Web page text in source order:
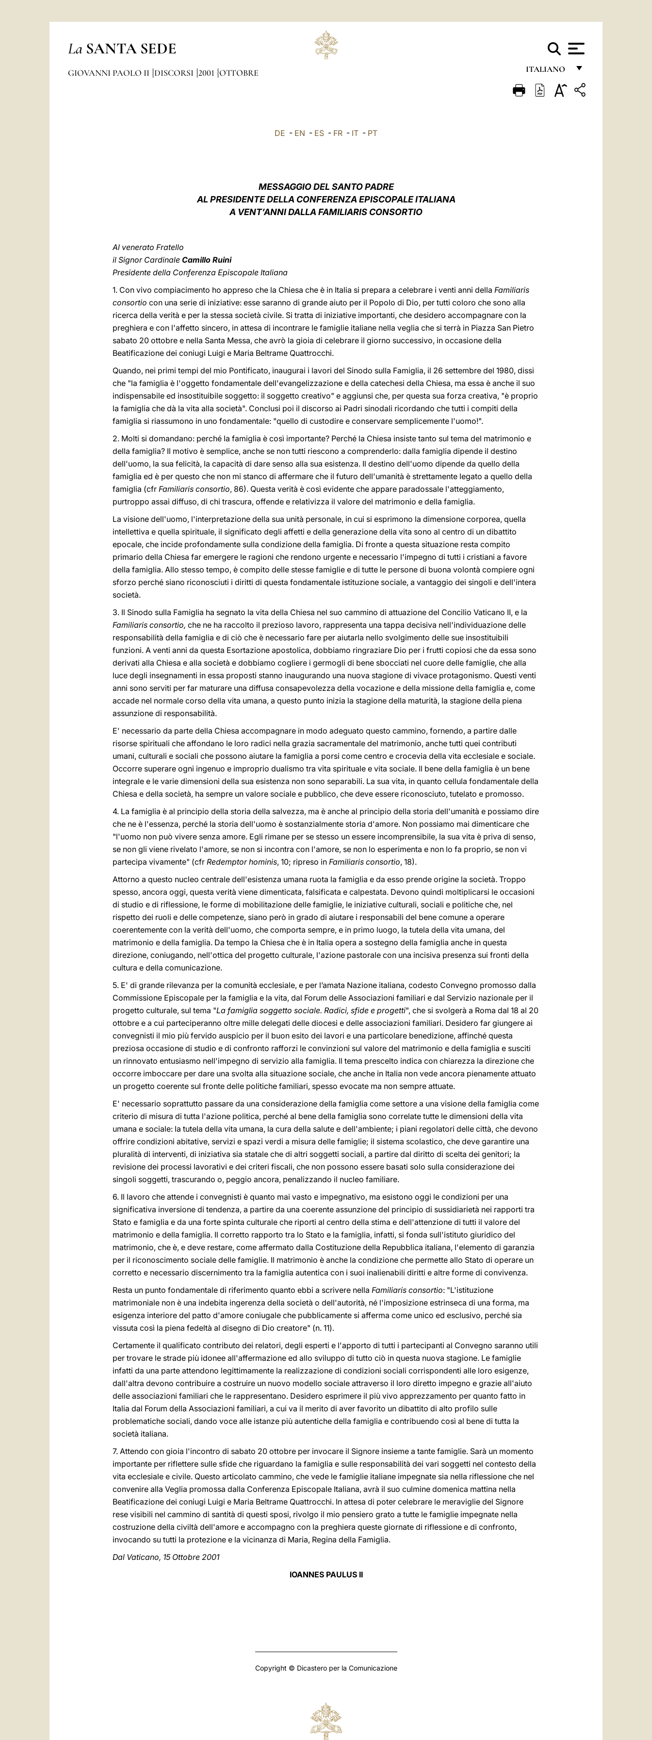
La SANTA SEDE
ITALIANO
FRANÇAIS
GIOVANNI PAOLO II DISCORSI 2001 OTTOBRE
DE - EN - ES - FR - IT - PT
MESSAGGIO DEL SANTO PADRE
AL PRESIDENTE DELLA CONFERENZA EPISCOPALE ITALIANA
A VENT’ANNI DALLA FAMILIARIS CONSORTIO
Al venerato Fratello
il Signor Cardinale Camillo Ruini
Presidente della Conferenza Episcopale Italiana
1. Con vivo compiacimento ho appreso che la Chiesa che è in Italia si prepara a celebrare i venti anni della Familiaris
consortio con una serie di iniziative: esse saranno di grande aiuto per il Popolo di Dio, per tutti coloro che sono alla
ricerca della verità e per la stessa società civile. Si tratta di iniziative importanti, che desidero accompagnare con la
preghiera e con l'affetto sincero, in attesa di incontrare le famiglie italiane nella veglia che si terrà in Piazza San Pietro
sabato 20 ottobre e nella Santa Messa, che avrò la gioia di celebrare il giorno successivo, in occasione della
Beatificazione dei coniugi Luigi e Maria Beltrame Quattrocchi.
Quando, nei primi tempi del mio Pontificato, inaugurai i lavori del Sinodo sulla Famiglia, il 26 settembre del 1980, dissi
che "la famiglia è l'oggetto fondamentale dell'evangelizzazione e della catechesi della Chiesa, ma essa è anche il suo
indispensabile ed insostituibile soggetto: il soggetto creativo" e aggiunsi che, per questa sua forza creativa, "è proprio
la famiglia che dà la vita alla società". Conclusi poi il discorso ai Padri sinodali ricordando che tutti i compiti della
famiglia si riassumono in uno fondamentale: "quello di custodire e conservare semplicemente l'uomo!".
2. Molti si domandano: perché la famiglia è così importante? Perché la Chiesa insiste tanto sul tema del matrimonio e
della famiglia? Il motivo è semplice, anche se non tutti riescono a comprenderlo: dalla famiglia dipende il destino
dell'uomo, la sua felicità, la capacità di dare senso alla sua esistenza. Il destino dell'uomo dipende da quello della
famiglia ed è per questo che non mi stanco di affermare che il futuro dell'umanità è strettamente legato a quello della
famiglia (cfr Familiaris consortio, 86). Questa verità è così evidente che appare paradossale l'atteggiamento,
purtroppo assai diffuso, di chi trascura, offende e relativizza il valore del matrimonio e della famiglia.
La visione dell'uomo, l'interpretazione della sua unità personale, in cui si esprimono la dimensione corporea, quella
intellettiva e quella spirituale, il significato degli affetti e della generazione della vita sono al centro di un dibattito
epocale, che incide profondamente sulla condizione della famiglia. Di fronte a questa situazione resta compito
primario della Chiesa far emergere le ragioni che rendono urgente e necessario l'impegno di tutti i cristiani a favore
della famiglia. Allo stesso tempo, è compito delle stesse famiglie e di tutte le persone di buona volontà compiere ogni
sforzo perché siano riconosciuti i diritti di questa fondamentale istituzione sociale, a vantaggio dei singoli e dell'intera
società.
3. Il Sinodo sulla Famiglia ha segnato la vita della Chiesa nel suo cammino di attuazione del Concilio Vaticano II, e la
Familiaris consortio, che ne ha raccolto il prezioso lavoro, rappresenta una tappa decisiva nell'individuazione delle
responsabilità della famiglia e di ciò che è necessario fare per aiutarla nello svolgimento delle sue insostituibili
funzioni. A venti anni da questa Esortazione apostolica, dobbiamo ringraziare Dio per i frutti copiosi che da essa sono
derivati alla Chiesa e alla società e dobbiamo cogliere i germogli di bene sbocciati nel cuore delle famiglie, che alla
luce degli insegnamenti in essa proposti stanno inaugurando una nuova stagione di vivace protagonismo. Questi venti
anni sono serviti per far maturare una diffusa consapevolezza della vocazione e della missione della famiglia e, come
accade nel normale corso della vita umana, a questo punto inizia la stagione della maturità, la stagione della piena
assunzione di responsabilità.
E' necessario da parte della Chiesa accompagnare in modo adeguato questo cammino, fornendo, a partire dalle
risorse spirituali che affondano le loro radici nella grazia sacramentale del matrimonio, anche tutti quei contributi
umani, culturali e sociali che possono aiutare la famiglia a porsi come centro e crocevia della vita ecclesiale e sociale.
Occorre superare ogni ingenuo e improprio dualismo tra vita spirituale e vita sociale. Il bene della famiglia è un bene
integrale e le varie dimensioni della sua esistenza non sono separabili. La sua vita, in quanto cellula fondamentale della
Chiesa e della società, ha sempre un valore sociale e pubblico, che deve essere riconosciuto, tutelato e promosso.
4. La famiglia è al principio della storia della salvezza, ma è anche al principio della storia dell'umanità e possiamo dire
che ne è l'essenza, perché la storia dell'uomo è sostanzialmente storia d'amore. Non possiamo mai dimenticare che
"l'uomo non può vivere senza amore. Egli rimane per se stesso un essere incomprensibile, la sua vita è priva di senso,
se non gli viene rivelato l'amore, se non si incontra con l'amore, se non lo esperimenta e non lo fa proprio, se non vi
partecipa vivamente" (cfr Redemptor hominis, 10; ripreso in Familiaris consortio, 18).
Attorno a questo nucleo centrale dell'esistenza umana ruota la famiglia e da esso prende origine la società. Troppo
spesso, ancora oggi, questa verità viene dimenticata, falsificata e calpestata. Devono quindi moltiplicarsi le occasioni
di studio e di riflessione, le forme di mobilitazione delle famiglie, le iniziative culturali, sociali e politiche che, nel
rispetto dei ruoli e delle competenze, siano però in grado di aiutare i responsabili del bene comune a operare
coerentemente con la verità dell'uomo, che comporta sempre, e in primo luogo, la tutela della vita umana, del
matrimonio e della famiglia. Da tempo la Chiesa che è in Italia opera a sostegno della famiglia anche in questa
direzione, coniugando, nell'ottica del progetto culturale, l'azione pastorale con una incisiva presenza sui fronti della
cultura e della comunicazione.
5. E' di grande rilevanza per la comunità ecclesiale, e per l’amata Nazione italiana, codesto Convegno promosso dalla
Commissione Episcopale per la famiglia e la vita, dal Forum delle Associazioni familiari e dal Servizio nazionale per il
progetto culturale, sul tema "La famiglia soggetto sociale. Radici, sfide e progetti", che si svolgerà a Roma dal 18 al 20
ottobre e a cui parteciperanno oltre mille delegati delle diocesi e delle associazioni familiari. Desidero far giungere ai
convegnisti il mio più fervido auspicio per il buon esito dei lavori e una particolare benedizione, affinché questa
preziosa occasione di studio e di confronto rafforzi le convinzioni sul valore del matrimonio e della famiglia e susciti
un rinnovato entusiasmo nell'impegno di servizio alla famiglia. Il tema prescelto indica con chiarezza la direzione che
occorre imboccare per dare una svolta alla situazione sociale, che anche in Italia non vede ancora pienamente attuato
un progetto coerente sul fronte delle politiche familiari, spesso evocate ma non sempre attuate.
E' necessario soprattutto passare da una considerazione della famiglia come settore a una visione della famiglia come
criterio di misura di tutta l'azione politica, perché al bene della famiglia sono correlate tutte le dimensioni della vita
umana e sociale: la tutela della vita umana, la cura della salute e dell'ambiente; i piani regolatori delle città, che devono
offrire condizioni abitative, servizi e spazi verdi a misura delle famiglie; il sistema scolastico, che deve garantire una
pluralità di interventi, di iniziativa sia statale che di altri soggetti sociali, a partire dal diritto di scelta dei genitori; la
revisione dei processi lavorativi e dei criteri fiscali, che non possono essere basati solo sulla considerazione dei
singoli soggetti, trascurando o, peggio ancora, penalizzando il nucleo familiare.
6. Il lavoro che attende i convegnisti è quanto mai vasto e impegnativo, ma esistono oggi le condizioni per una
significativa inversione di tendenza, a partire da una coerente assunzione del principio di sussidiarietà nei rapporti tra
Stato e famiglia e da una forte spinta culturale che riporti al centro della stima e dell'attenzione di tutti il valore del
matrimonio e della famiglia. Il corretto rapporto tra lo Stato e la famiglia, infatti, si fonda sull'istituto giuridico del
matrimonio, che è, e deve restare, come affermato dalla Costituzione della Repubblica italiana, l'elemento di garanzia
per il riconoscimento sociale delle famiglie. Il matrimonio è anche la condizione che permette allo Stato di operare un
corretto e necessario discernimento tra la famiglia autentica con i suoi inalienabili diritti e altre forme di convivenza.
Resta un punto fondamentale di riferimento quanto ebbi a scrivere nella Familiaris consortio: "L'istituzione
matrimoniale non è una indebita ingerenza della società o dell'autorità, né l'imposizione estrinseca di una forma, ma
esigenza interiore del patto d'amore coniugale che pubblicamente si afferma come unico ed esclusivo, perché sia
vissuta così la piena fedeltà al disegno di Dio creatore" (n. 11).
Certamente il qualificato contributo dei relatori, degli esperti e l'apporto di tutti i partecipanti al Convegno saranno utili
per trovare le strade più idonee all'affermazione ed allo sviluppo di tutto ciò in questa nuova stagione. Le famiglie
infatti da una parte attendono legittimamente la realizzazione di condizioni sociali corrispondenti alle loro esigenze,
dall'altra devono contribuire a costruire un nuovo modello sociale attraverso il loro diretto impegno e grazie all'aiuto
delle associazioni familiari che le rappresentano. Desidero esprimere il più vivo apprezzamento per quanto fatto in
Italia dal Forum della Associazioni familiari, a cui va il merito di aver favorito un dibattito di alto profilo sulle
problematiche sociali, dando voce alle istanze più autentiche della famiglia e contribuendo così al bene di tutta la
società italiana.
7. Attendo con gioia l'incontro di sabato 20 ottobre per invocare il Signore insieme a tante famiglie. Sarà un momento
importante per riflettere sulle sfide che riguardano la famiglia e sulle responsabilità dei vari soggetti nel contesto della
vita ecclesiale e civile. Questo articolato cammino, che vede le famiglie italiane impegnate sia nella riflessione che nel
convenire alla Veglia promossa dalla Conferenza Episcopale Italiana, avrà il suo culmine domenica mattina nella
Beatificazione dei coniugi Luigi e Maria Beltrame Quattrocchi. In attesa di poter celebrare le meraviglie del Signore
rese visibili nel cammino di santità di questi sposi, rivolgo il mio pensiero grato a tutte le famiglie impegnate nella
costruzione della civiltà dell'amore e accompagno con la preghiera queste giornate di riflessione e di confronto,
invocando su tutti la protezione e la vicinanza di Maria, Regina della Famiglia.
Dal Vaticano, 15 Ottobre 2001
IOANNES PAULUS II
Copyright © Dicastero per la Comunicazione